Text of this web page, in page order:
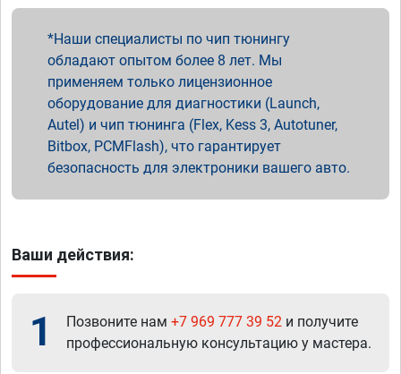
Наши специалисты по чип тюнингу
обладают опытом более 8 лет. Мы
применяем только лицензионное
оборудование для диагностики (Launch,
Autel) и чип тюнинга (Flex, Kess 3, Autotuner,
Bitbox, PCMFlash), что гарантирует
безопасность для электроники вашего авто.
Ваши действия:
1 Позвоните нам +7 969 777 39 52 и получите
профессиональную консультацию у мастера.